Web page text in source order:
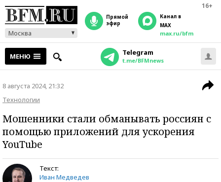
16+
Москва
прямой
эфир
Канал в
MAX
max.ru/bfm
МЕНЮ Telegram
t.me/BFMnews
8 августа 2024, 21:32
Технологии
Мошенники стали обманывать россиян с
помощью приложений для ускорения
YouTube
Текст:
Иван Медведев